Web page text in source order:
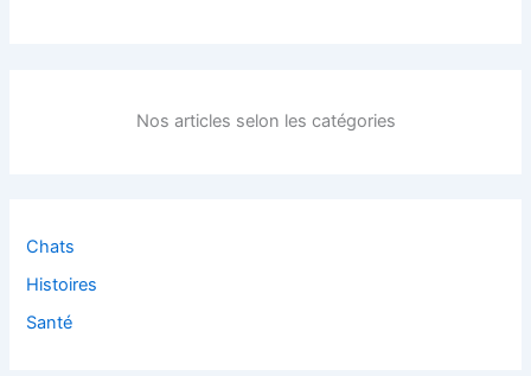
Nos articles selon les catégories
Chats
Histoires
Santé